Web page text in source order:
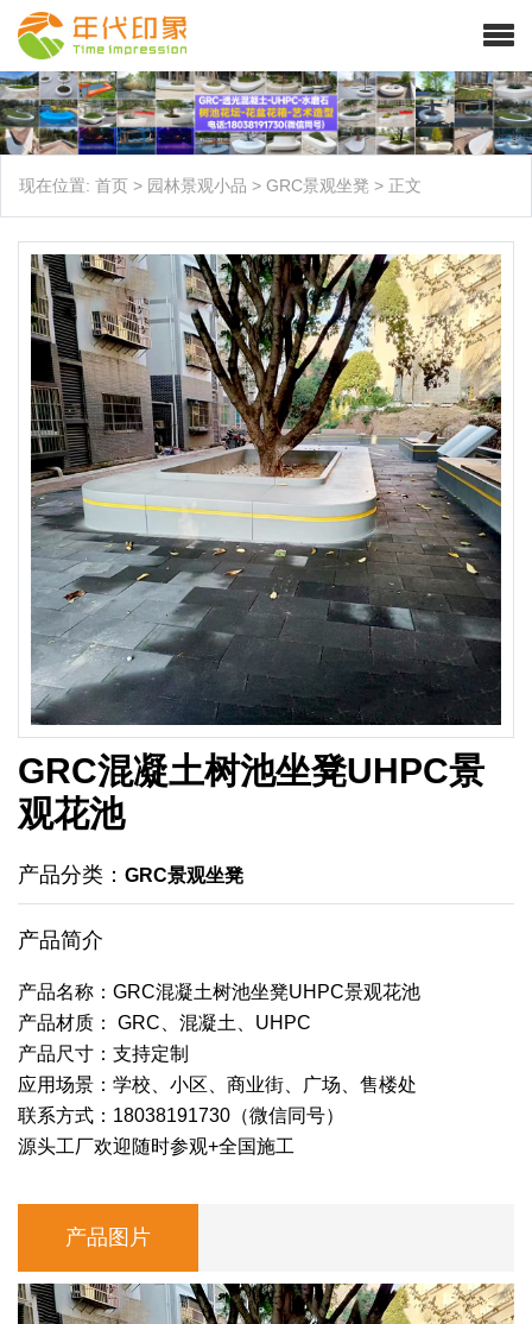
现在位置: 首页 > 园林景观小品 > GRC景观坐凳 > 正文
GRC混凝土树池坐凳UHPC景
观花池
产品分类： GRC景观坐凳
产品简介
产品名称：GRC混凝土树池坐凳UHPC景观花池
产品材质： GRC、混凝土、UHPC
产品尺寸：支持定制
应用场景：学校、小区、商业街、广场、售楼处
联系方式：18038191730（微信同号）
源头工厂欢迎随时参观+全国施工
产品图片